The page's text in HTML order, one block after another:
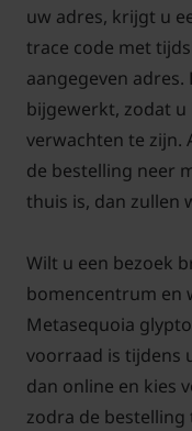
uw adres, krijgt u
trace code met
aangegeven
bijgewerkt, zodat
verwachten te zijn.
de bestelling neer
thuis is, dan zullen
Wilt u een bezoek
bomencentrum en
Metasequoia
voorraad is tijdens
dan online en kies
zodra de